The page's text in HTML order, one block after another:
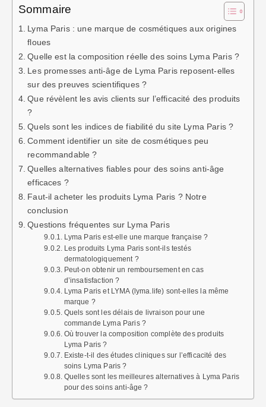
Sommaire
Lyma Paris : une marque de cosmétiques aux origines
floues
Quelle est la composition réelle des soins Lyma Paris ?
Les promesses anti-âge de Lyma Paris reposent-elles
sur des preuves scientifiques ?
Que révèlent les avis clients sur l’efficacité des produits
?
Quels sont les indices de fiabilité du site Lyma Paris ?
Comment identifier un site de cosmétiques peu
recommandable ?
Quelles alternatives fiables pour des soins anti-âge
efficaces ?
Faut-il acheter les produits Lyma Paris ? Notre
conclusion
Questions fréquentes sur Lyma Paris
Lyma Paris est-elle une marque française ?
Les produits Lyma Paris sont-ils testés
dermatologiquement ?
Peut-on obtenir un remboursement en cas
d’insatisfaction ?
Lyma Paris et LYMA (lyma.life) sont-elles la même
marque ?
Quels sont les délais de livraison pour une
commande Lyma Paris ?
Où trouver la composition complète des produits
Lyma Paris ?
Existe-t-il des études cliniques sur l’efficacité des
soins Lyma Paris ?
Quelles sont les meilleures alternatives à Lyma Paris
pour des soins anti-âge ?